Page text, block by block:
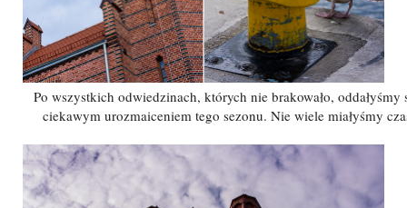
Po wszystkich odwiedzinach, których nie brakowało,
ciekawym urozmaiceniem tego sezonu. Nie wiele miałyśmy